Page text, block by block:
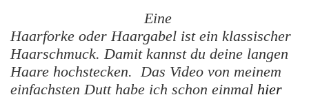
Eine
Haarforke oder Haargabel ist ein klassischer
Haarschmuck. Damit kannst du deine langen
Haare hochstecken. Das Video von meinem
einfachsten Dutt habe ich schon einmal hier